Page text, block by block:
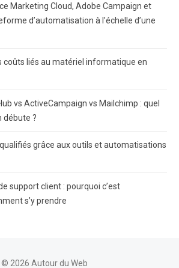
Marketing Cloud, Adobe Campaign et
d’automatisation à l’échelle d’une
coûts liés au matériel informatique en
vs ActiveCampaign vs Mailchimp : quel
débute ?
grâce aux outils et automatisations
support client : pourquoi c’est
s’y prendre
© 2026 Autour du Web